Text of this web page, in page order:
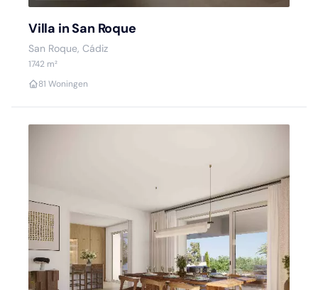
Villa in San Roque
San Roque, Cádiz
1742 m²
81 Woningen